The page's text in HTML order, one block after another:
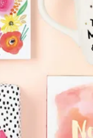
ゲーム
書籍・
チャレ